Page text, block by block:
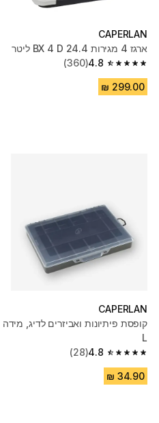
CAPERLAN
ארגז 4 מגירות BX 4 D 24.4 ליטר
4.8
4.8 out of 5 stars from 360 reviews
(360)
CAPERLAN
קופסת פיתיונות ואביזרים לדיג, מידה
L
4.8
4.8 out of 5 stars from 28 reviews
(28)